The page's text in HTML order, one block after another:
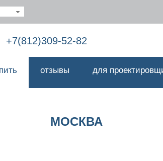
+7(812)309-52-82
отзывы для
МОСКВА